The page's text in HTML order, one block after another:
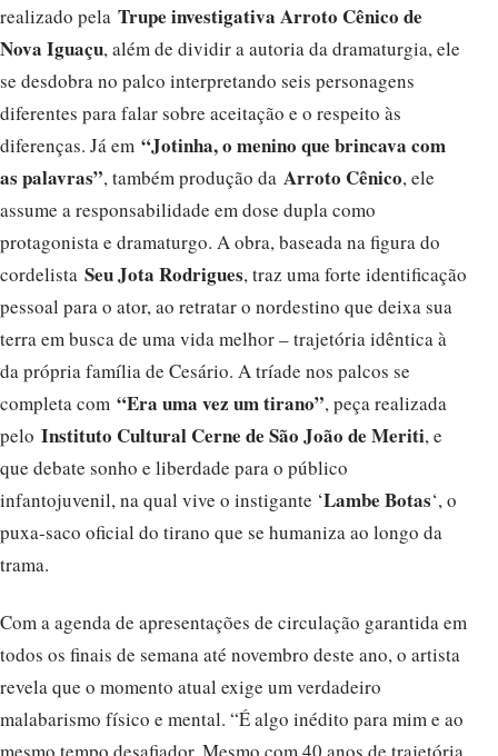
realizado pela Trupe investigativa Arroto Cênico de
Nova Iguaçu, além de dividir a autoria da dramaturgia, ele
se desdobra no palco interpretando seis personagens
diferentes para falar sobre aceitação e o respeito às
diferenças. Já em “Jotinha, o menino que brincava com
as palavras”, também produção da Arroto Cênico, ele
assume a responsabilidade em dose dupla como
protagonista e dramaturgo. A obra, baseada na figura do
cordelista Seu Jota Rodrigues, traz uma forte identificação
pessoal para o ator, ao retratar o nordestino que deixa sua
terra em busca de uma vida melhor – trajetória idêntica à
da própria família de Cesário. A tríade nos palcos se
completa com “Era uma vez um tirano”, peça realizada
pelo Instituto Cultural Cerne de São João de Meriti, e
que debate sonho e liberdade para o público
infantojuvenil, na qual vive o instigante ‘Lambe Botas‘, o
puxa-saco oficial do tirano que se humaniza ao longo da
trama.
Com a agenda de apresentações de circulação garantida em
todos os finais de semana até novembro deste ano, o artista
revela que o momento atual exige um verdadeiro
malabarismo físico e mental. “É algo inédito para mim e ao